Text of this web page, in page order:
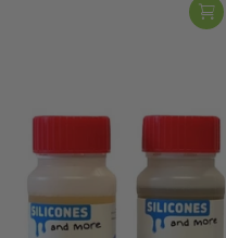
Flexibler Polyurethan-
Gießgummi Shore A85 für
Formen & Produktionsteile
Vergleichen
Zum Vergleich
hinzugefügt